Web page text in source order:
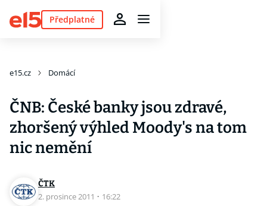
Předplatné
e15.cz Domácí
ČNB: České banky jsou zdravé,
zhoršený výhled Moody's na tom
nic nemění
ČTK
2. prosince 2011 · 16:22